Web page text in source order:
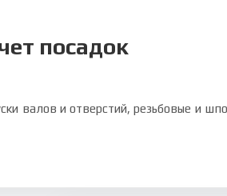
посадок
валов и отверстий, резьбовые и